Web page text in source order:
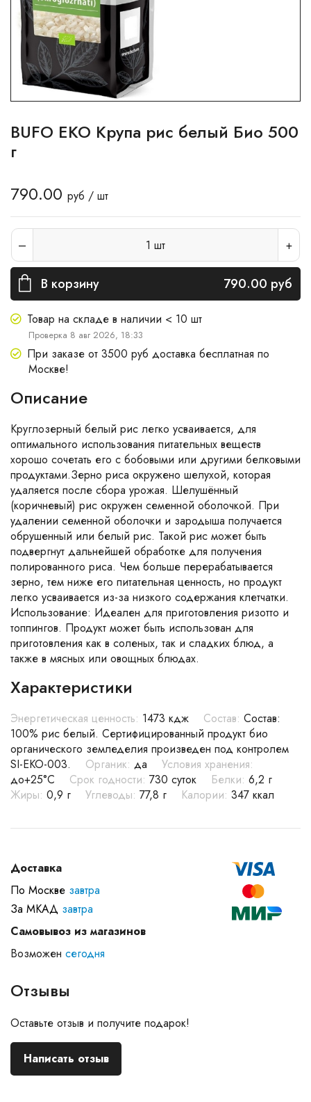
BUFO EKO Крупа рис белый Био 500
г
790.00 руб / шт
1 шт
В корзину 790.00 руб
Товар на складе в наличии < 10 шт
Проверка 8 авг 2026, 18:33
При заказе от 3500 руб доставка бесплатная по
Москве!
Описание
Круглозерный белый рис легко усваивается, для
оптимального использования питательных веществ
хорошо сочетать его с бобовыми или другими белковыми
продуктами.Зерно риса окружено шелухой, которая
удаляется после сбора урожая. Шелушённый
(коричневый) рис окружен семенной оболочкой. При
удалении семенной оболочки и зародыша получается
обрушенный или белый рис. Такой рис может быть
подвергнут дальнейшей обработке для получения
полированного риса. Чем больше перерабатывается
зерно, тем ниже его питательная ценность, но продукт
легко усваивается из-за низкого содержания клетчатки.
Использование: Идеален для приготовления ризотто и
топпингов. Продукт может быть использован для
приготовления как в соленых, так и сладких блюд, а
также в мясных или овощных блюдах.
Характеристики
Энергетическая ценность: 1473 кдж Состав: Состав:
100% рис белый. Сертифицированный продукт био
органического земледелия произведен под контролем
SI-EKO-003.
Органик: да
Условия хранения:
до+25°С
Срок годности: 730 суток Белки: 6,2 г
Жиры: 0,9 г Углеводы: 77,8 г Калории: 347 ккал
Доставка
По Москве завтра
За МКАД завтра
Самовывоз из магазинов
Возможен сегодня
Отзывы
Оставьте отзыв и получите подарок!
Написать отзыв